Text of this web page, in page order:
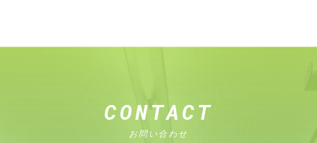
CONTACT
お問い合わせ